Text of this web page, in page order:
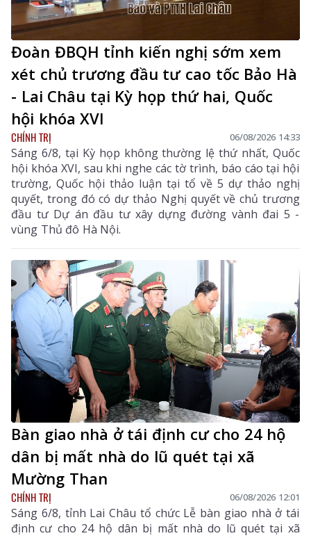
Đoàn ĐBQH tỉnh kiến nghị sớm xem
xét chủ trương đầu tư cao tốc Bảo Hà
- Lai Châu tại Kỳ họp thứ hai, Quốc
hội khóa XVI
CHÍNH TRỊ 06/08/2026 14:33
Sáng 6/8, tại Kỳ họp không thường lệ thứ nhất, Quốc
hội khóa XVI, sau khi nghe các tờ trình, báo cáo tại hội
trường, Quốc hội thảo luận tại tổ về 5 dự thảo nghị
quyết, trong đó có dự thảo Nghị quyết về chủ trương
đầu tư Dự án đầu tư xây dựng đường vành đai 5 -
vùng Thủ đô Hà Nội.
Bàn giao nhà ở tái định cư cho 24 hộ
dân bị mất nhà do lũ quét tại xã
Mường Than
CHÍNH TRỊ 06/08/2026 12:01
Sáng 6/8, tỉnh Lai Châu tổ chức Lễ bàn giao nhà ở tái
định cư cho 24 hộ dân bị mất nhà do lũ quét tại xã